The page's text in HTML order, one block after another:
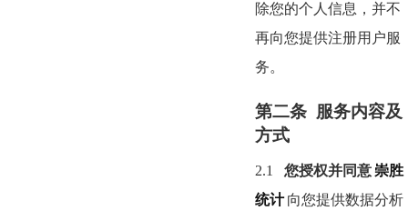
除您的个人信息，并不
再向您提供注册用户服
务。
第二条 服务内容及
方式
2.1 您授权并同意 崇胜
统计 向您提供数据分析